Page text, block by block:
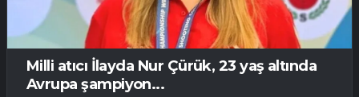
Milli atıcı İlayda Nur Çürük, 23 yaş altında
Avrupa şampiyon...